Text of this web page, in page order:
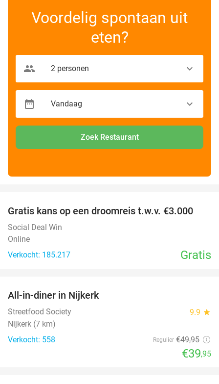
Voordelig spontaan uit
eten?
Zoek Restaurant
Gratis kans op een droomreis t.w.v. €3.000
Social Deal Win
Online
Verkocht: 185.217
Gratis
All-in-diner in Nijkerk
Streetfood Society 9.9 star
Nijkerk (7 km)
Verkocht: 558
Regulier €49,95
€39,95